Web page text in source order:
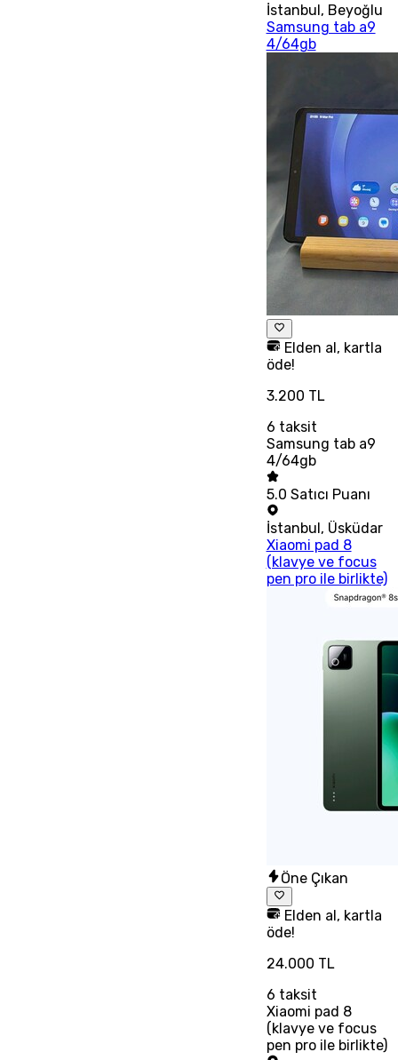
İstanbul, Beyoğlu
Samsung tab a9
4/64gb
Elden al, kartla
öde!
3.200 TL
6 taksit
Samsung tab a9
4/64gb
5.0 Satıcı Puanı
İstanbul, Üsküdar
Xiaomi pad 8
(klavye ve focus
pen pro ile birlikte)
Öne Çıkan
Elden al, kartla
öde!
24.000 TL
6 taksit
Xiaomi pad 8
(klavye ve focus
pen pro ile birlikte)